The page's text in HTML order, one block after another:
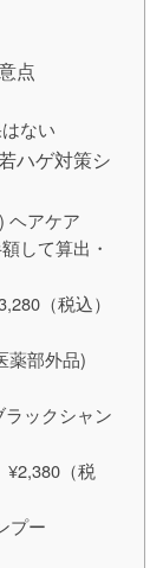
点
ない
ハゲ対策シ
ヘアケア
して算出・
（税込）
薬部外品)
ックシャン
（税
プー